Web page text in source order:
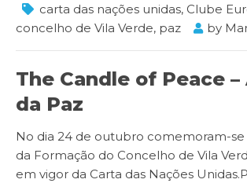
carta das nações unidas, Clube
concelho de Vila Verde, paz by
The Candle of Peace –
da Paz
No dia 24 de outubro comemoram-se
da Formação do Concelho de Vila
em vigor da Carta das Nações